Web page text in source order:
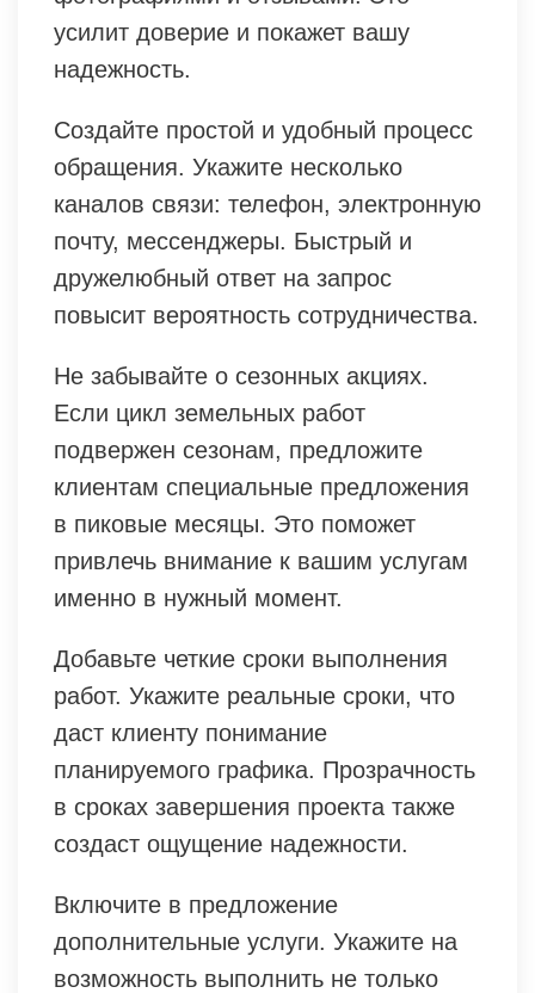
усилит доверие и покажет вашу
надежность.
Создайте простой и удобный процесс
обращения. Укажите несколько
каналов связи: телефон, электронную
почту, мессенджеры. Быстрый и
дружелюбный ответ на запрос
повысит вероятность сотрудничества.
Не забывайте о сезонных акциях.
Если цикл земельных работ
подвержен сезонам, предложите
клиентам специальные предложения
в пиковые месяцы. Это поможет
привлечь внимание к вашим услугам
именно в нужный момент.
Добавьте четкие сроки выполнения
работ. Укажите реальные сроки, что
даст клиенту понимание
планируемого графика. Прозрачность
в сроках завершения проекта также
создаст ощущение надежности.
Включите в предложение
дополнительные услуги. Укажите на
возможность выполнить не только